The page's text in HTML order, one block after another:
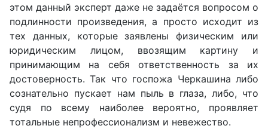
этом данный эксперт даже не задаётся вопросом о
подлинности произведения, а просто исходит из
тех данных, которые заявлены физическим или
юридическим лицом, ввозящим картину и
принимающим на себя ответственность за их
достоверность. Так что госпожа Черкашина либо
сознательно пускает нам пыль в глаза, либо, что
судя по всему наиболее вероятно, проявляет
тотальные непрофессионализм и невежество.